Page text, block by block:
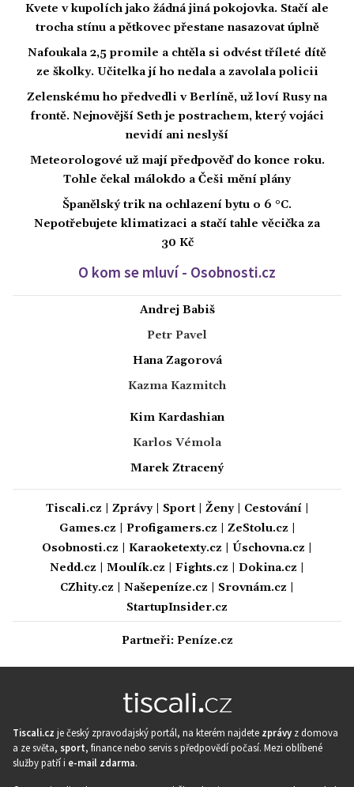
Kvete v kupolích jako žádná jiná pokojovka. Stačí ale
trocha stínu a pětkovec přestane nasazovat úplně
Nafoukala 2,5 promile a chtěla si odvést tříleté dítě
ze školky. Učitelka jí ho nedala a zavolala policii
Zelenskému ho předvedli v Berlíně, už loví Rusy na
frontě. Nejnovější Seth je postrachem, který vojáci
nevidí ani neslyší
Meteorologové už mají předpověď do konce roku.
Tohle čekal málokdo a Češi mění plány
Španělský trik na ochlazení bytu o 6 °C.
Nepotřebujete klimatizaci a stačí tahle věcička za
30 Kč
O kom se mluví - Osobnosti.cz
Andrej Babiš
Petr Pavel
Hana Zagorová
Kazma Kazmitch
Kim Kardashian
Karlos Vémola
Marek Ztracený
Tiscali.cz Zprávy| Sport| Ženy| Cestování|
Games.cz
Profigamers.cz ZeStolu.cz
Osobnosti.cz
Karaoketexty.cz Úschovna.cz
Nedd.cz
Moulík.cz Fights.cz Dokina.cz
CZhity.cz
Našepeníze.cz Srovnám.cz
StartupInsider.cz
Partneři: Peníze.cz
Tiscali.cz je český zpravodajský portál, na kterém najdete zprávy z domova
a ze světa, sport, finance nebo servis s předpovědí počasí. Mezi oblíbené
služby patří i e-mail zdarma.